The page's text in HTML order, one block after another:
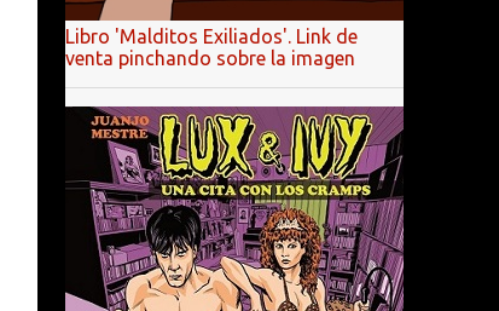
Libro 'Malditos Exiliados'. Link de
venta pinchando sobre la imagen